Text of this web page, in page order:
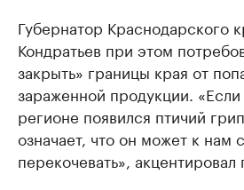
Губернатор Краснодарского
Кондратьев при этом
закрыть» границы края от
зараженной продукции.
регионе появился птичий
означает, что он может к нам
перекочевать», акцентировал